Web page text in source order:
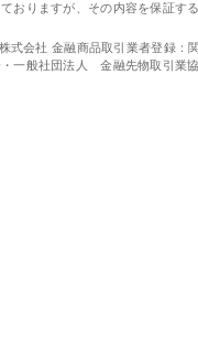
おりますが、その内容を保証す
式会社 金融商品取引業者登録：
・一般社団法人 金融先物取引